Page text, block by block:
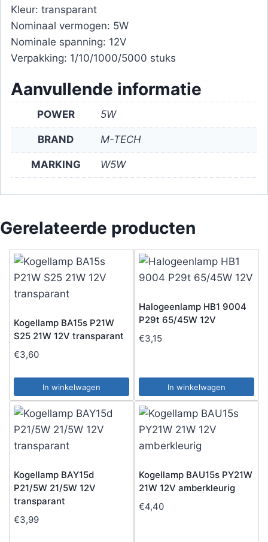
Kleur: transparant
Nominaal vermogen: 5W
Nominale spanning: 12V
Verpakking: 1/10/1000/5000 stuks
Aanvullende informatie
POWER 5W
BRAND M-TECH
MARKING W5W
Gerelateerde producten
Kogellamp BA15s P21W
S25 21W 12V transparant
€3,60
In winkelwagen
Halogeenlamp HB1 9004
P29t 65/45W 12V
€3,15
In winkelwagen
Kogellamp BAY15d
P21/5W 21/5W 12V
transparant
€3,99
Kogellamp BAU15s PY21W
21W 12V amberkleurig
€4,40